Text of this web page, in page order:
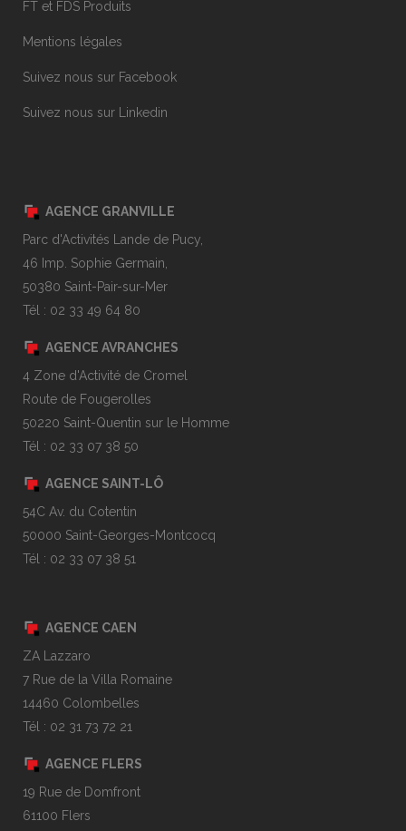
FT et FDS Produits
Mentions légales
Suivez nous sur Facebook
Suivez nous sur Linkedin
AGENCE GRANVILLE
Parc d'Activités Lande de Pucy,
46 Imp. Sophie Germain,
50380 Saint-Pair-sur-Mer
Tél : 02 33 49 64 80
AGENCE AVRANCHES
4 Zone d'Activité de Cromel
Route de Fougerolles
50220 Saint-Quentin sur le Homme
Tél : 02 33 07 38 50
AGENCE SAINT-LÔ
54C Av. du Cotentin
50000 Saint-Georges-Montcocq
Tél : 02 33 07 38 51
AGENCE CAEN
ZA Lazzaro
7 Rue de la Villa Romaine
14460 Colombelles
Tél : 02 31 73 72 21
AGENCE FLERS
19 Rue de Domfront
61100 Flers